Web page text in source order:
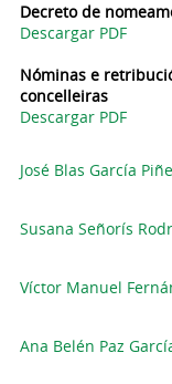
Decreto de
Descargar PDF
Nóminas e
concelleiras
Descargar PDF
José Blas García
Susana Señorís
Víctor Manuel
Ana Belén Paz